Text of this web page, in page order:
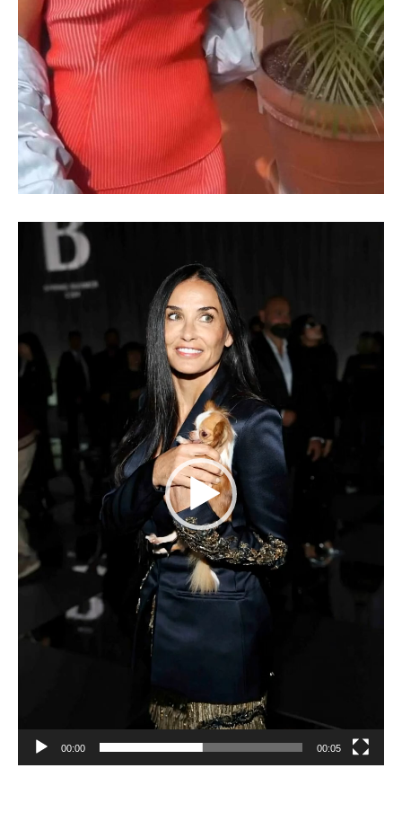
Video-
00:00 00:05